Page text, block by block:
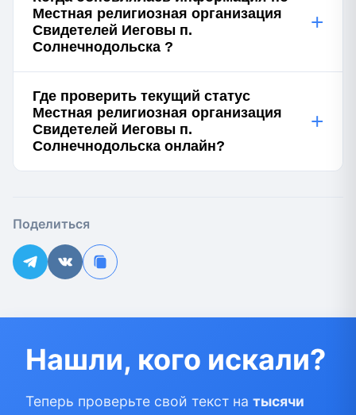
Местная религиозная организация
Свидетелей Иеговы п.
Солнечнодольска ?
+
Где проверить текущий статус
Местная религиозная организация
Свидетелей Иеговы п.
Солнечнодольска онлайн?
+
Поделиться
Нашли, кого искали?
Теперь проверьте свой текст на тысячи